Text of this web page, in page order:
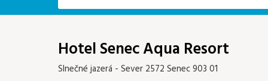
Email
Po Ut St Št
Hotel Senec Aqua Resort
Slnečné jazerá - Sever 2572 Senec 903 01
EN DE